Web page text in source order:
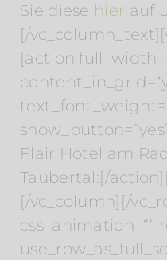
Sie diese hier auf
[/
[action
Flair Hotel am
Taubertal:[/
[/vc_column][/
css_animation=““